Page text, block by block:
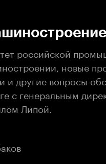
российской
новые
и другие вопросы
с генеральным
Липой.